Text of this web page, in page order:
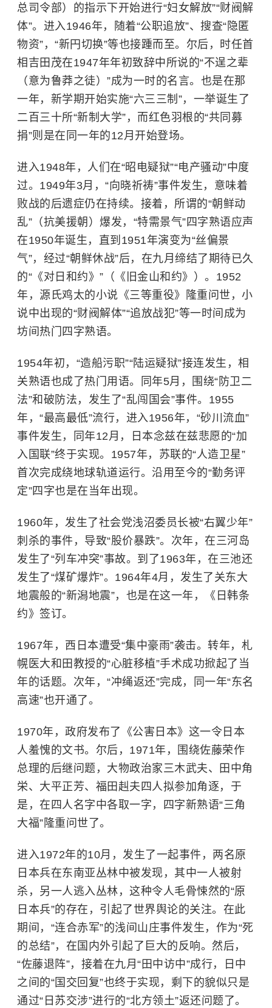
总司令部）的指示下开始进行“妇女解放”“财阀解
体”。进入1946年，随着“公职追放”、搜查“隐匿
物资”，“新円切换”等也接踵而至。尔后，时任首
相吉田茂在1947年年初致辞中所说的“不逞之辈
（意为鲁莽之徒）”成为一时的名言。也是在那
一年，新学期开始实施“六三三制”，一举诞生了
二百三十所“新制大学”，而红色羽根的“共同募
捐”则是在同一年的12月开始登场。
进入1948年，人们在“昭电疑狱”“电产骚动”中度
过。1949年3月，“向晓祈祷”事件发生，意味着
败战的后遗症仍在持续。接着，所谓的“朝鲜动
乱”（抗美援朝）爆发，“特需景气”四字熟语应声
在1950年诞生，直到1951年演变为“丝偏景
气”，经过“朝鲜休战”后，在九月缔结了期待已久
的“《对日和约》”（《旧金山和约》）。1952
年，源氏鸡太的小说《三等重役》隆重问世，小
说中出现的“财阀解体”“追放战犯”等一时间成为
坊间热门四字熟语。
1954年初，“造船污职”“陆运疑狱”接连发生，相
关熟语也成了热门用语。同年5月，围绕“防卫二
法”和破防法，发生了“乱闯国会”事件。1955
年，“最高最低”流行，进入1956年，“砂川流血”
事件发生，同年12月，日本念兹在兹悲愿的“加
入国联”终于实现。1957年，苏联的“人造卫星”
首次完成绕地球轨道运行。沿用至今的“勤务评
定”四字也是在当年出现。
1960年，发生了社会党浅沼委员长被“右翼少年”
刺杀的事件，导致“股价暴跌”。次年，在三河岛
发生了“列车冲突”事故。到了1963年，在三池还
发生了“煤矿爆炸”。1964年4月，发生了关东大
地震般的“新潟地震”，也是在这一年，《日韩条
约》签订。
1967年，西日本遭受“集中豪雨”袭击。转年，札
幌医大和田教授的“心脏移植”手术成功掀起了当
年的话题。次年，“冲绳返还”完成，同一年“东名
高速”也开通了。
1970年，政府发布了《公害日本》这一令日本
人羞愧的文书。尔后，1971年，围绕佐藤荣作
总理的后继问题，大物政治家三木武夫、田中角
栄、大平正芳、福田赳夫四人拟参加角逐，于
是，在四人名字中各取一字，四字新熟语“三角
大福”隆重问世了。
进入1972年的10月，发生了一起事件，两名原
日本兵在东南亚丛林中被发现，其中一人被射
杀，另一人逃入丛林，这种令人毛骨悚然的“原
日本兵”的存在，引起了世界舆论的关注。在此
期间，“连合赤军”的浅间山庄事件发生，作为“死
的总结”，在国内外引起了巨大的反响。然后，
“佐藤退阵”，接着在九月“田中访中”成行，日中
之间的“国交回复”也终于实现，剩下的貌似只是
通过“日苏交涉”进行的“北方领土”返还问题了。